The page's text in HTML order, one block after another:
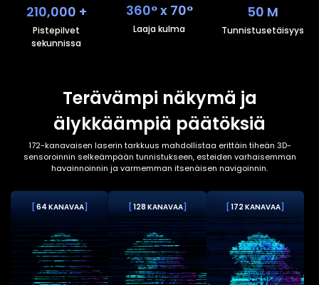
210,000 +
Pistepilvet
sekunnissa
360° x 70°
Laaja kulma
50 M
Tunnistusetäisyys
Terävämpi näkymä ja
älykkäämpiä päätöksiä
172-kanavaisen laserin tarkkuus mahdollistaa erittäin tiheän 3D-
sensoroinnin selkeämpään tunnistukseen, esteiden varhaisemman
havainnoinnin ja varmemman itsenäisen navigoinnin.
[64 KANAVAA] [128 KANAVAA] [ 172 KANAVAA]